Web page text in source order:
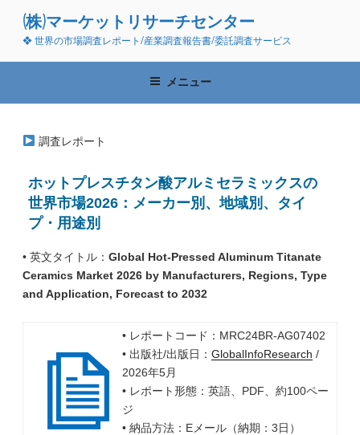
ン
(株)マーケットリサーチセンター
❖ 世界の市場調査レポート/産業調査報告書/委託調査サービス
メニュー
調査レポート
ホットプレスチタン酸アルミセラミックスの
世界市場2026：メーカー別、地域別、タイ
プ・用途別
• 英文タイトル： Global Hot-Pressed Aluminum Titanate
Ceramics Market 2026 by Manufacturers, Regions, Type
and Application, Forecast to 2032
• レポートコード：MRC24BR-AG07402
• 出版社/出版日： GlobalInfoResearch /
2026年5月
• レポート形態：英語、PDF、約100ペー
ジ
• 納品方法：Eメール（納期：3日）